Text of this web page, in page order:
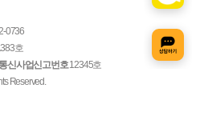
0736
호
신사업신고번호12345호
Reserved.